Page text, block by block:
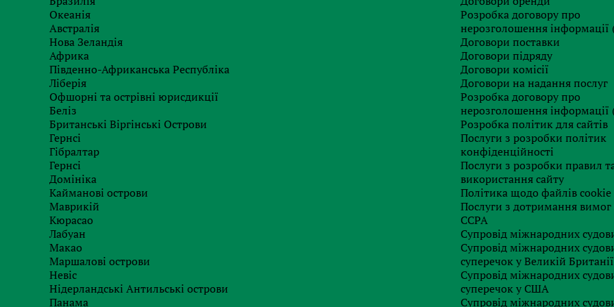
Океанія
Австралія
Нова Зеландія
Африка
Південно-Африканська Республіка
Ліберія
Офшорні та острівні юрисдикції
Беліз
Британські Віргінські Острови
Гернсі
Гібралтар
Гернсі
Домініка
Кайманові острови
Маврикій
Кюрасао
Лабуан
Макао
Маршалові острови
Невіс
Нідерландські Антильські острови
Панама
Розробка договору про
нерозголошення інформації
Договори поставки
Договори підряду
Договори комісії
Договори на надання послуг
Розробка договору про
нерозголошення інформації
Розробка політик для сайтів
Послуги з розробки політик
конфіденційності
Послуги з розробки правил
використання сайту
Політика щодо файлів cookie
Послуги з дотримання вимог
CCPA
Супровід міжнародних
Супровід міжнародних
суперечок у Великій Британії
Супровід міжнародних
суперечок у США
Супровід міжнародних
По кожній з проведених перевірок банківських установ повинні винести обґрунтоване визначення
(висновок) про достатність або недостатності підозри, про те, що така операція може нести потенційну
загрозу вкладникам або кредиторам або ж про присутність або відсутність ознак вчинення банками
ризикової операції.
Детальніше зі списком індикаторів ризикових фінансових операцій, а також списком документів, які
можуть бути запрошені банківськими установами на підставі виявлених індикаторів можна ознайомитися в
додатках до Порядку на офіційному сайті Національного Банку України.
Автор:
керуючий партнер Finance Business Service
Залишились питання?